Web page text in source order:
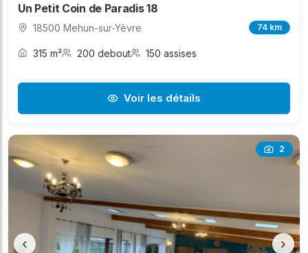
Un Petit Coin de Paradis 18
18500 Mehun-sur-Yèvre 74 km
315 m² 200 debout 150 assises
Voir les détails
2
‹ ›